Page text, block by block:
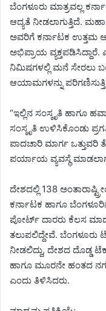
ಬೆಂಗಳೂರು ಮಾತ್ರವಲ್ಲ
ಆದ್ಯತೆ ನೀಡಲಾಗುತ್ತಿದೆ.
ಅವರಿಗೆ ಕರ್ನಾಟಕ ಉತ್ತಮ
ಅಭಿಪ್ರಾಯ
ನಿಮಿಷಗಳಲ್ಲಿ ಮನೆ ಸೇರಲು
ಆಯಾಮಗಳನ್ನು
“ಇಲ್ಲಿನ ಸಂಸ್ಕೃತಿ ಹಾಗೂ
ಸಂಸ್ಕೃತಿ ಉಳಿಸಿಕೊಂಡು
ಪಾದಚಾರಿ ಮಾರ್ಗ ಒತ್ತುವರಿ
ಪರ್ಯಾಯ ವ್ಯವಸ್ಥೆ
ದೇಶದಲ್ಲಿ 138
ಕರ್ನಾಟಕ ಹಾಗೂ
ಪೋರ್ಟ್ ದಾರರು ಕೆಲಸ
ತಲುಪಲಿದ್ದೇವೆ.
ನೀಡಲಿದ್ದು, ದೇಶದ ದೊಡ್ಡ
ಹಾಗೂ ಮೂರನೇ ಹಂತದ
ಎಂದು ತಿಳಿಸಿದರು.